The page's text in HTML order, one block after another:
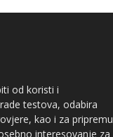
od koristi i
testova, odabira
kao i za pripremu
interesovanje za